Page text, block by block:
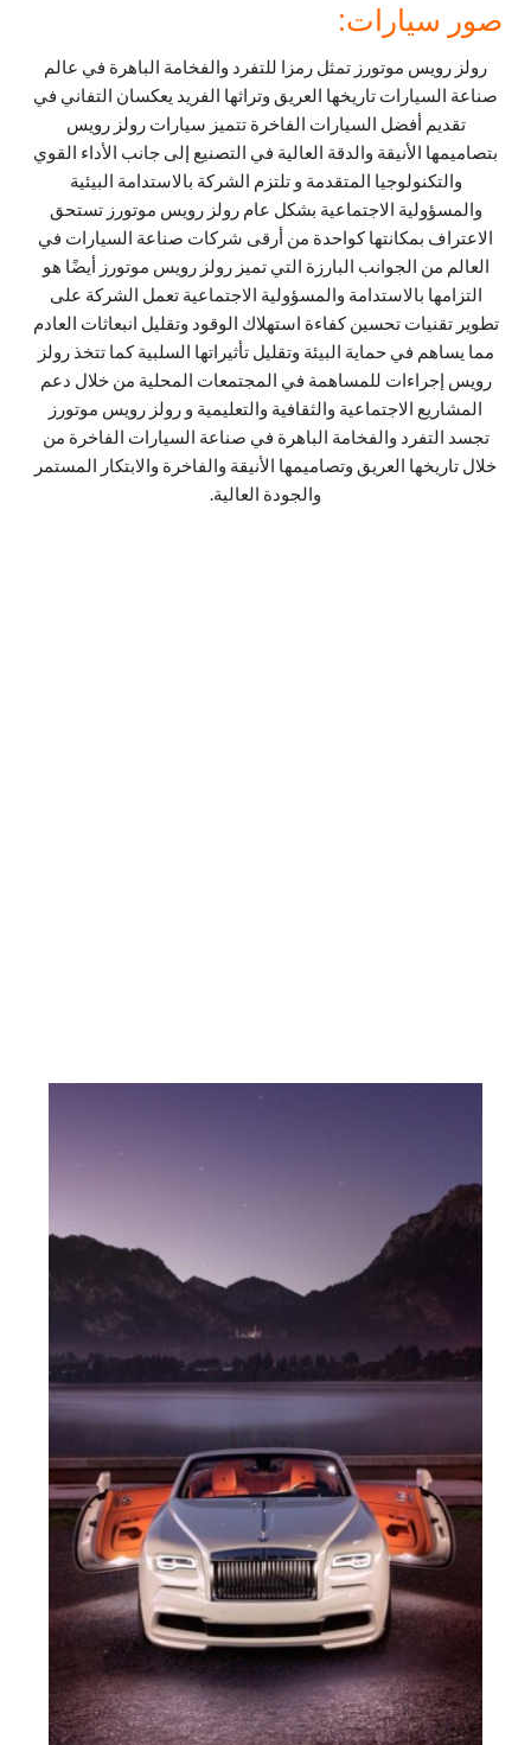
صور سيارات:
رولز رويس موتورز تمثل رمزا للتفرد والفخامة الباهرة في عالم
صناعة السيارات تاريخها العريق وتراثها الفريد يعكسان التفاني في
تقديم أفضل السيارات الفاخرة تتميز سيارات رولز رويس
بتصاميمها الأنيقة والدقة العالية في التصنيع إلى جانب الأداء القوي
والتكنولوجيا المتقدمة و تلتزم الشركة بالاستدامة البيئية
والمسؤولية الاجتماعية بشكل عام رولز رويس موتورز تستحق
الاعتراف بمكانتها كواحدة من أرقى شركات صناعة السيارات في
العالم من الجوانب البارزة التي تميز رولز رويس موتورز أيضًا هو
التزامها بالاستدامة والمسؤولية الاجتماعية تعمل الشركة على
تطوير تقنيات تحسين كفاءة استهلاك الوقود وتقليل انبعاثات العادم
مما يساهم في حماية البيئة وتقليل تأثيراتها السلبية كما تتخذ رولز
رويس إجراءات للمساهمة في المجتمعات المحلية من خلال دعم
المشاريع الاجتماعية والثقافية والتعليمية و رولز رويس موتورز
تجسد التفرد والفخامة الباهرة في صناعة السيارات الفاخرة من
خلال تاريخها العريق وتصاميمها الأنيقة والفاخرة والابتكار المستمر
والجودة العالية.